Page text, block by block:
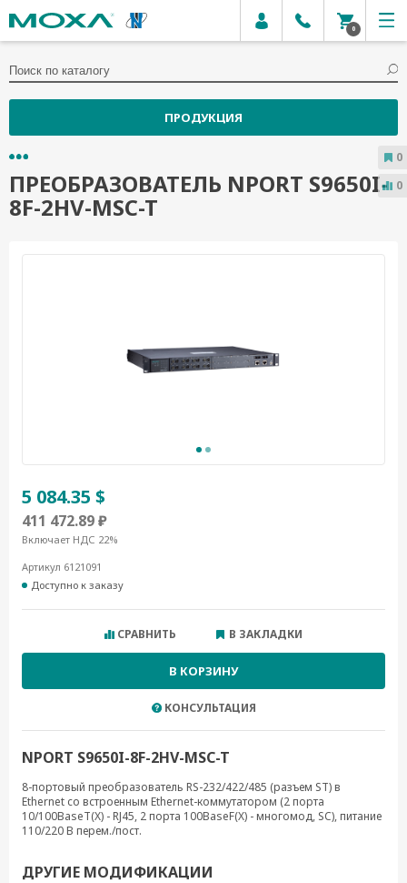
0
ПРОДУКЦИЯ
ПРЕОБРАЗОВАТЕЛЬ NPORT S9650I-
8F-2HV-MSC-T
5 084.35 $
411 472.89 ₽
Включает НДС 22%
Артикул 6121091
Доступно к заказу
СРАВНИТЬ В ЗАКЛАДКИ
В КОРЗИНУ
КОНСУЛЬТАЦИЯ
NPORT S9650I-8F-2HV-MSC-T
8-портовый преобразователь RS-232/422/485 (разъем ST) в
Ethernet cо встроенным Ethernet-коммутатором (2 порта
10/100BaseT(X) - RJ45, 2 порта 100BaseF(X) - многомод, SC), питание
110/220 В перем./пост.
ДРУГИЕ МОДИФИКАЦИИ
0
0